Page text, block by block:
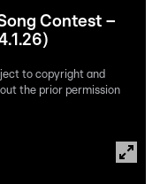
Contest –
to copyright and
the prior permission